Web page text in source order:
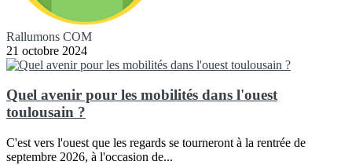
Rallumons COM
21 octobre 2024
Quel avenir pour les mobilités dans l'ouest
toulousain ?
C'est vers l'ouest que les regards se tourneront à la rentrée de
septembre 2026, à l'occasion de...